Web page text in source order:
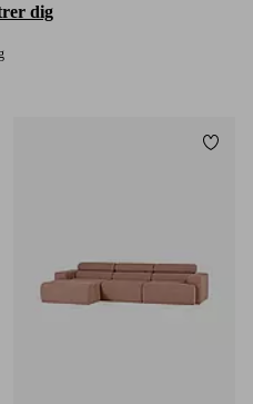
dig
til favoritter